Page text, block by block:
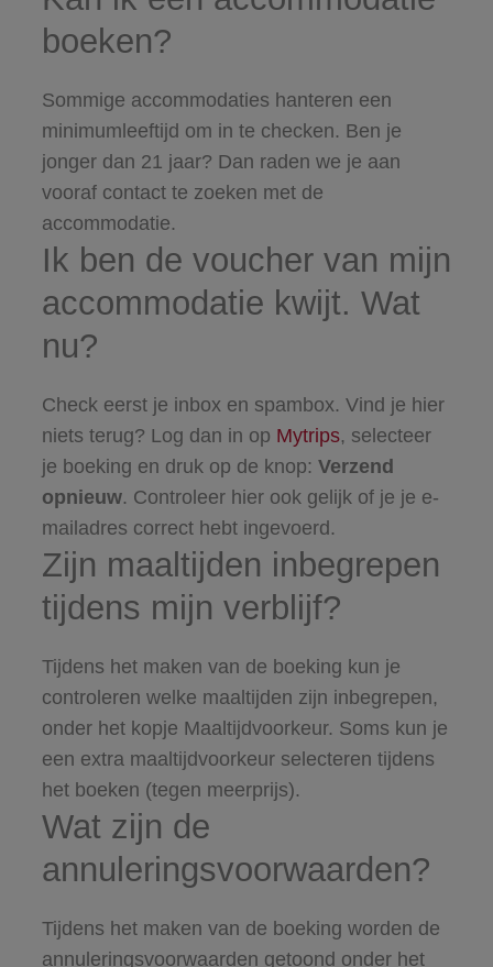
boeken?
Sommige accommodaties hanteren een
minimumleeftijd om in te checken. Ben je
jonger dan 21 jaar? Dan raden we je aan
vooraf contact te zoeken met de
accommodatie.
Ik ben de voucher van mijn
accommodatie kwijt. Wat
nu?
Check eerst je inbox en spambox. Vind je hier
niets terug? Log dan in op Mytrips, selecteer
je boeking en druk op de knop: Verzend
opnieuw. Controleer hier ook gelijk of je je e-
mailadres correct hebt ingevoerd.
Zijn maaltijden inbegrepen
tijdens mijn verblijf?
Tijdens het maken van de boeking kun je
controleren welke maaltijden zijn inbegrepen,
onder het kopje Maaltijdvoorkeur. Soms kun je
een extra maaltijdvoorkeur selecteren tijdens
het boeken (tegen meerprijs).
Wat zijn de
annuleringsvoorwaarden?
Tijdens het maken van de boeking worden de
annuleringsvoorwaarden getoond onder het